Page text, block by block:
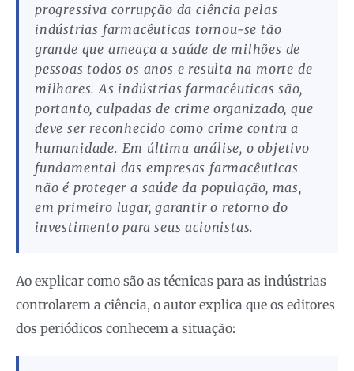
progressiva corrupção da ciência pelas
indústrias farmacêuticas tornou-se tão
grande que ameaça a saúde de milhões de
pessoas todos os anos e resulta na morte de
milhares. As indústrias farmacêuticas são,
portanto, culpadas de crime organizado, que
deve ser reconhecido como crime contra a
humanidade. Em última análise, o objetivo
fundamental das empresas farmacêuticas
não é proteger a saúde da população, mas,
em primeiro lugar, garantir o retorno do
investimento para seus acionistas.
Ao explicar como são as técnicas para as indústrias
controlarem a ciência, o autor explica que os editores
dos periódicos conhecem a situação: